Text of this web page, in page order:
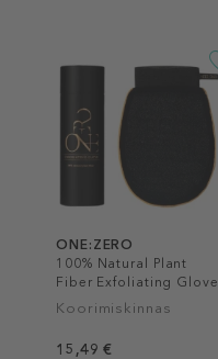
ONE:ZERO
100% Natural Plant
Fiber Exfoliating Glove
Koorimiskinnas
15,49 €